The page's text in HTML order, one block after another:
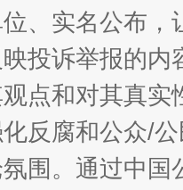
、实名公布
投诉举报的
点和对其真实
化反腐和公众/
围。通过中